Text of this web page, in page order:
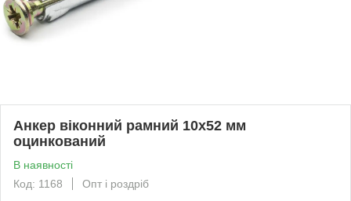
Анкер віконний рамний 10х52 мм
оцинкований
В наявності
Код: 1168
Опт і роздріб